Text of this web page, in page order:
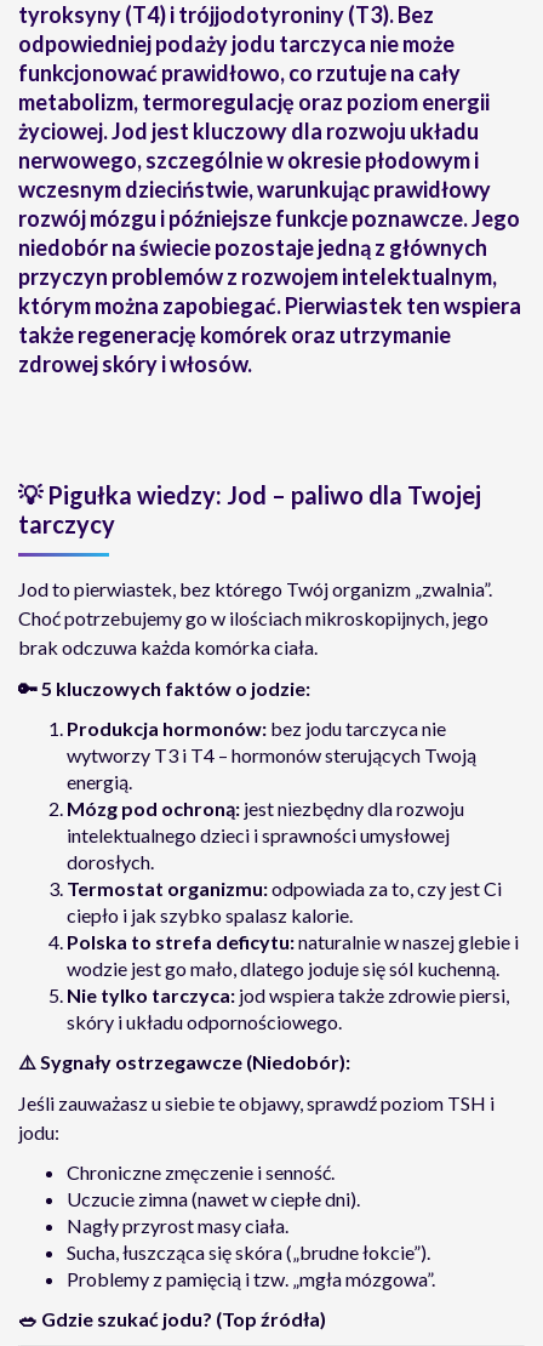
tyroksyny (T4) i trójjodotyroniny (T3). Bez
odpowiedniej podaży jodu tarczyca nie może
funkcjonować prawidłowo, co rzutuje na cały
metabolizm, termoregulację oraz poziom energii
życiowej. Jod jest kluczowy dla rozwoju układu
nerwowego, szczególnie w okresie płodowym i
wczesnym dzieciństwie, warunkując prawidłowy
rozwój mózgu i późniejsze funkcje poznawcze. Jego
niedobór na świecie pozostaje jedną z głównych
przyczyn problemów z rozwojem intelektualnym,
którym można zapobiegać. Pierwiastek ten wspiera
także regenerację komórek oraz utrzymanie
zdrowej skóry i włosów.
💡Pigułka wiedzy: Jod – paliwo dla Twojej
tarczycy
Jod to pierwiastek, bez którego Twój organizm „zwalnia”.
Choć potrzebujemy go w ilościach mikroskopijnych, jego
brak odczuwa każda komórka ciała.
🔑5 kluczowych faktów o jodzie:
Produkcja hormonów: bez jodu tarczyca nie
wytworzy T3 i T4 – hormonów sterujących Twoją
energią.
Mózg pod ochroną: jest niezbędny dla rozwoju
intelektualnego dzieci i sprawności umysłowej
dorosłych.
Termostat organizmu:odpowiada za to, czy jest Ci
ciepło i jak szybko spalasz kalorie.
Polska to strefa deficytu:naturalnie w naszej glebie i
wodzie jest go mało, dlatego joduje się sól kuchenną.
Nie tylko tarczyca: jod wspiera także zdrowie piersi,
skóry i układu odpornościowego.
⚠️ Sygnały ostrzegawcze (Niedobór):
Jeśli zauważasz u siebie te objawy, sprawdź poziom TSH i
jodu:
Chroniczne zmęczenie i senność.
Uczucie zimna (nawet w ciepłe dni).
Nagły przyrost masy ciała.
Sucha, łuszcząca się skóra („brudne łokcie”).
Problemy z pamięcią i tzw. „mgła mózgowa”.
🥗 Gdzie szukać jodu? (Top źródła)